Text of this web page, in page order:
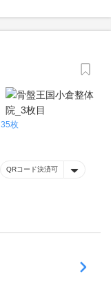
35枚
QRコード決済可